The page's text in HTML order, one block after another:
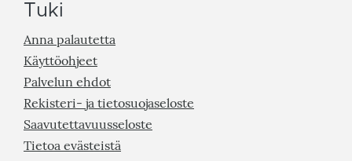
Tuki
Anna palautetta
Käyttöohjeet
Palvelun ehdot
Rekisteri- ja tietosuojaseloste
Saavutettavuusseloste
Tietoa evästeistä